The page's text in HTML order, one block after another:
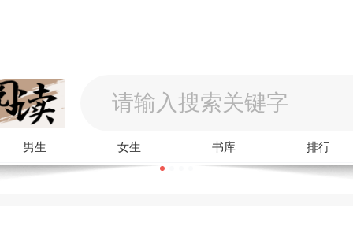
男生 女生 书库 排行